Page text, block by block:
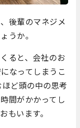
後輩のマネジメ
うか。
ると、会社のお
なってしまうこ
ど頭の中の思考
間がかかってし
もいます。